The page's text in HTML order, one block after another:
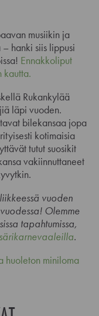
musiikin ja
hanki siis lippusi
Ennakkoliput
kautta.
Rukankylää
läpi vuoden.
bilekansaa jopa
kotimaisia
tutut suosikit
vakiinnuttaneet
vuoden
Olemme
tapahtumissa,
.
huoleton miniloma